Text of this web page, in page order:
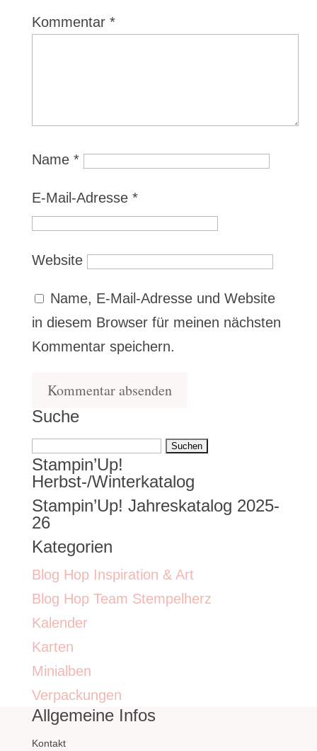
Kommentar *
Name *
E-Mail-Adresse *
Website
Name, E-Mail-Adresse und Website
in diesem Browser für meinen nächsten
Kommentar speichern.
Suche
Suchen
nach:
Stampin’Up!
Herbst-/Winterkatalog
Stampin’Up! Jahreskatalog 2025-
26
Kategorien
Blog Hop Inspiration & Art
Blog Hop Team Stempelherz
Kalender
Karten
Minialben
Verpackungen
Allgemeine Infos
Kontakt